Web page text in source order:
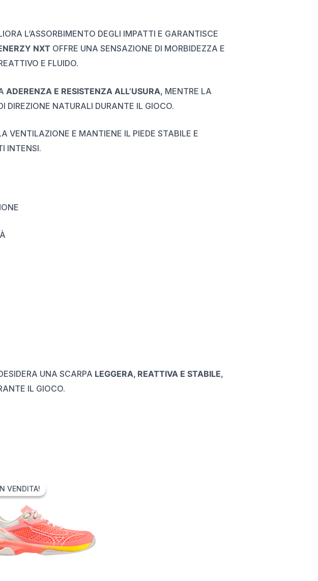
L’ASSORBIMENTO DEGLI IMPATTI E GARANTISCE
NXTOFFRE UNA SENSAZIONE DI MORBIDEZZA E
E FLUIDO.
ADERENZA E RESISTENZA ALL’USURA, MENTRE LA
DIREZIONE NATURALI DURANTE IL GIOCO.
VENTILAZIONE E MANTIENE IL PIEDE STABILE E
INTENSI.
UNA SCARPA LEGGERA, REATTIVA E STABILE,
IL GIOCO.
IN VENDITA!
IN VENDITA!
PRICE
WAS:
150,00 €.
PRICE
IS: